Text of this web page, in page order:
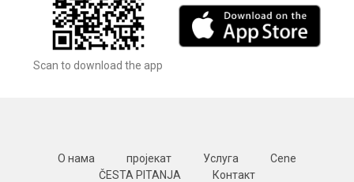
Scan to download the app
О нама пројекат Услуга
Cene
ČESTA PITANJA
Контакт